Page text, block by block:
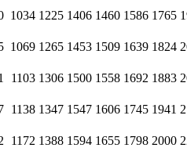
1034 1225 1406 1460 1586 1765
1069 1265 1453 1509 1639 1824
1103 1306 1500 1558 1692 1883
1138 1347 1547 1606 1745 1941
1172 1388 1594 1655 1798 2000